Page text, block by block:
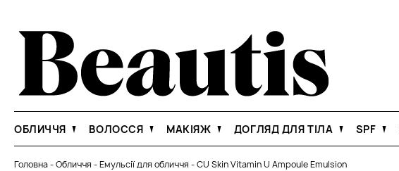
ОБЛИЧЧЯ ВОЛОССЯ МАКІЯЖ ДОГЛЯД ДЛЯ ТІЛА SPF
Головна-Обличчя -Емульсії для обличчя -CU Skin Vitamin U Ampoule Emulsion